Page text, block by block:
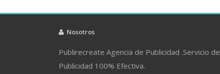
Nosotros
Publirecreate Agencia de Publicidad .Servicio de
Publicidad 100% Efectiva.